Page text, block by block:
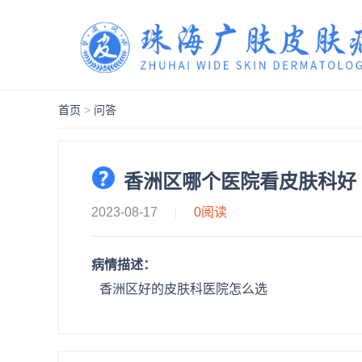
首页 > 问答
香洲区哪个医院看皮肤科好
2023-08-17 0阅读
病情描述：
香洲区好的皮肤科医院怎么选